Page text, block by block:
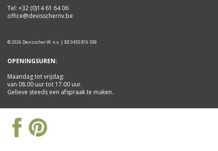
Tel: +32 (0)14 61 64 06
office@devisschernv.be
© 2026 Devisscher W. n.v. | BE 0455 816 559
OPENINGSUREN:
Maandag tot vrijdag:
van 08.00 uur tot 17.00 uur.
Gelieve steeds een afspraak te maken.